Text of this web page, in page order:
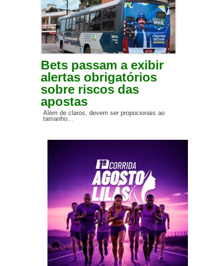
Bets passam a exibir
alertas obrigatórios
sobre riscos das
apostas
Além de claros, devem ser propocionais ao
tamanho...